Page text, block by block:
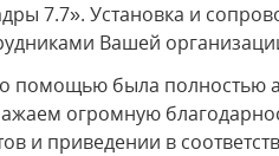
7.7». Установка и
Вашей
помощью была полностью
огромную
и приведении в